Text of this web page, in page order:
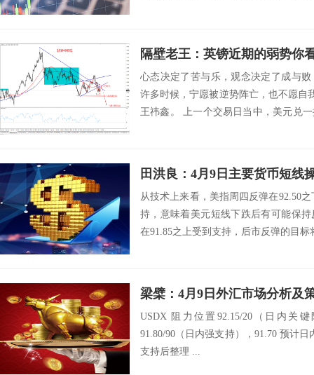
隔壁老王：英镑近期的弱势你
心态决定了苦与乐，观念决定了成与
许多时候，宁愿被逆势阵亡，也不愿自
王祎鑫。 上一个交易日当中，美元兑
田洪良：4月9日主要货币
从技术上来看，美指周四反弹在92.50
持，意味着美元短线下跌后有可能保
在91.85之上受到支持，后市反弹的目
梁檗：4月9日外汇市场分析及
USDX 阻力位置92.15/20（日内关
91.80/90（日内强支持），91.70 预计日
支持后整理 ...